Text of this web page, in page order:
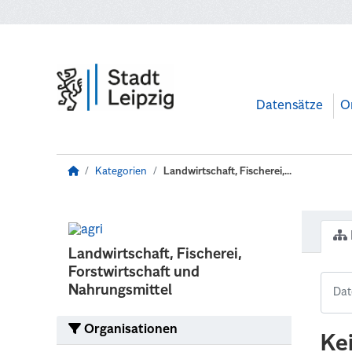
Datensätze
Kategorien Landwirtschaft, Fischerei,...
Landwirtschaft, Fischerei,
Forstwirtschaft und
Nahrungsmittel
Organisationen